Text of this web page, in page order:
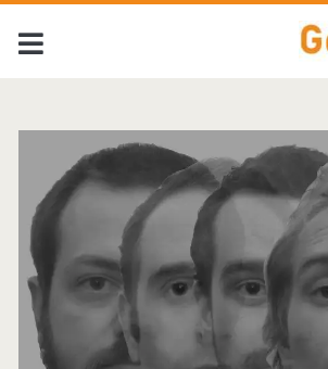
Tag:
<span>City
Reign</span>